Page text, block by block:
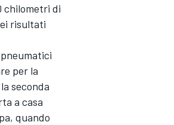
chilometri di
risultati
per la
seconda
a casa
quando